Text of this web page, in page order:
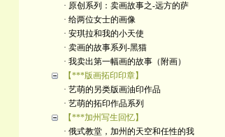
· 原创系列：卖画故事之-远方的萨
· 给两位女士的画像
· 安琪拉和我的小天使
· 卖画的故事系列-黑猫
· 我卖出第一幅画的故事（附画）
【***版画拓印印章】
· 艺萌的另类版画油印作品
· 艺萌的拓印作品系列
【***加州写生回忆】
· 俄式教堂，加州的天空和任性的我